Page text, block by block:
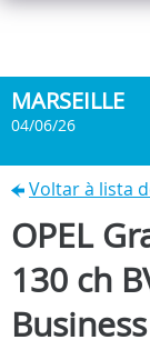
MARSEILLE
04/06/26
Voltar à lista
OPEL
130 ch
Business